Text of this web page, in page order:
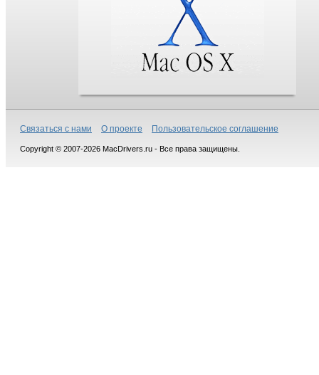
Связаться с нами О проекте Пользовательское соглашение
Copyright © 2007-2026 MacDrivers.ru - Все права защищены.